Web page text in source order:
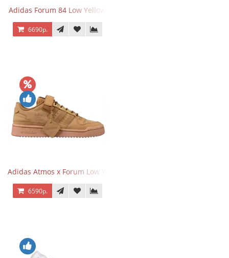
Adidas Forum 84 Low Yellow
6690р.
Adidas Atmos x Forum Low Wheat Dark Brown
6590р.